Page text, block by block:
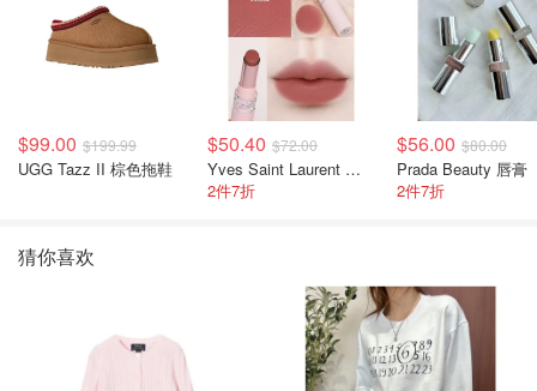
$99.00 $199.99
UGG Tazz II 棕色拖鞋
$50.40 $72.00
Yves Saint Laurent 裸粉管
2件7折
$56.00 $80.00
Prada Beauty 唇膏
2件7折
猜你喜欢